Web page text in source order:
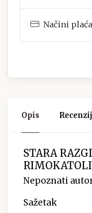
Načini
Opis
STARA
Nepoznati
Sažetak